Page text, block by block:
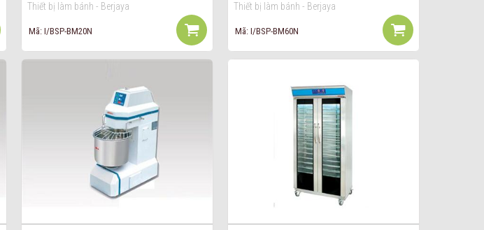
Thiết bị làm bánh - Berjaya
Mã: I/BSP-BM20N
Thiết bị làm bánh - Berjaya
Mã: I/BSP-BM60N